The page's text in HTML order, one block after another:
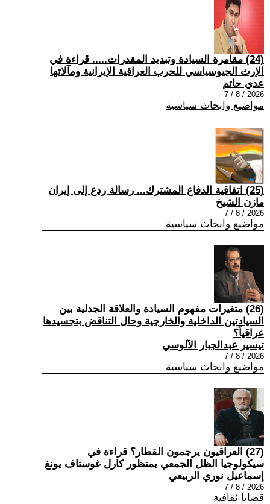
(24) مقامرة السيادة وتبديد المقدرات..... قراءة في
الإرث الجيوسياسي للحرب العراقية الإيرانية ومآلاتها
عدي حاتم
2026 / 8 / 7
مواضيع وابحاث سياسية
(25) اتفاقية الدفاع المشترك... رسالة ردع إلى إيران
مازن الشيخ
2026 / 8 / 7
مواضيع وابحاث سياسية
(26) متغيرات مفهوم السيادة والعلاقة الجدلية بين
السيادتين الداخلية والخارجية وحال التناقض بتجسيدها
عراقياً؟
تيسير عبدالجبار الآلوسي
2026 / 8 / 7
مواضيع وابحاث سياسية
(27) العراقيون يرجمون القطار؟ قراءة في
سيكولوجيا الظل الجمعي بمنظور كارل غوستاف يونغ
إسماعيل نوري الربيعي
2026 / 8 / 7
قضايا ثقافية